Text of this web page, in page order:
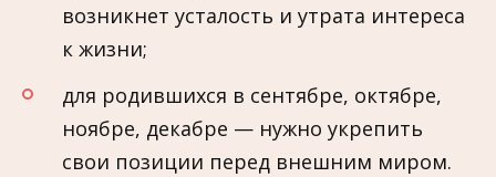
возникнет усталость и утрата интереса
к жизни;
для родившихся в сентябре, октябре,
ноябре, декабре — нужно укрепить
свои позиции перед внешним миром.